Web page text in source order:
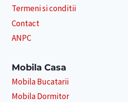
Termeni si conditii
Contact
ANPC
Mobila Casa
Mobila Bucatarii
Mobila Dormitor